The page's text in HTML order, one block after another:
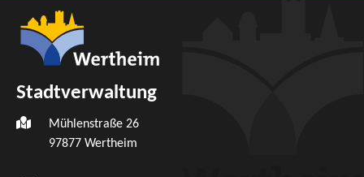
Stadtverwaltung
Mühlenstraße 26
97877 Wertheim